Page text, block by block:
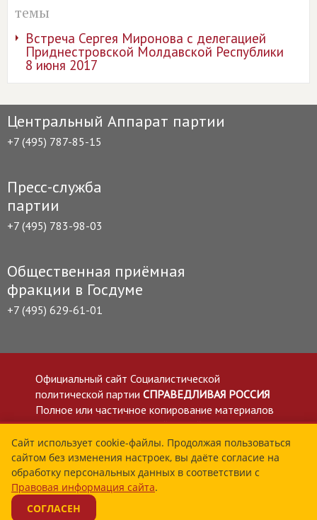
темы
Встреча Сергея Миронова с делегацией
Приднестровской Молдавской Республики
8 июня 2017
Центральный Аппарат партии
+7 (495) 787-85-15
Пресс-служба
партии
+7 (495) 783-98-03
Общественная приёмная
фракции в Госдуме
+7 (495) 629-61-01
Официальный сайт Социалистической
политической партии СПРАВЕДЛИВАЯ РОССИЯ
Полное или частичное копирование материалов
приветствуется со ссылкой на сайт spravedlivo.ru
Политика в отношении обработки персональных
данных
Все материалы сайта spravedlivo.ru доступны по
лицензии Creative Commons Attribution 4.0 International
Сайт использует cookie-файлы. Продолжая пользоваться
сайтом без изменения настроек, вы даёте согласие на
обработку персональных данных в соответствии с
Правовая информация сайта.
СОГЛАСЕН